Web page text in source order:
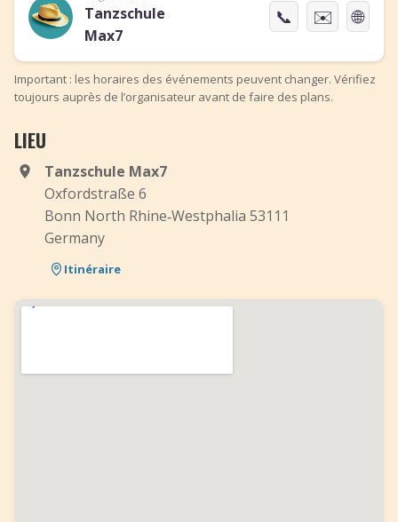
Tanzschule
Max7
📞 ✉️ 🌐
Important : les horaires des événements peuvent changer. Vérifiez
toujours auprès de l’organisateur avant de faire des plans.
LIEU
Tanzschule Max7
Oxfordstraße 6
Bonn North Rhine‑Westphalia 53111
Germany
Itinéraire